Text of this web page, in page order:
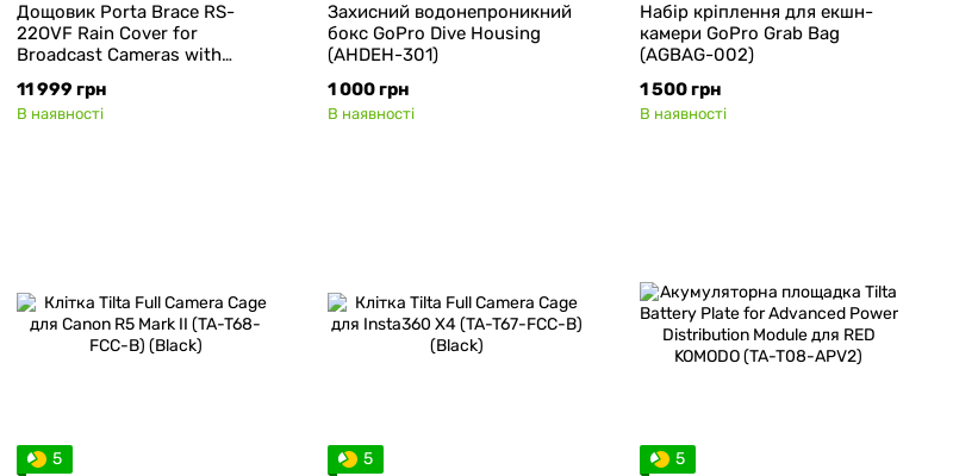
Дощовик Porta Brace RS-
22OVF Rain Cover for
Broadcast Cameras with
11 999 грн
В наявності
Захисний водонепроникний
бокс GoPro Dive Housing
(AHDEH-301)
1 000 грн
В наявності
Набір кріплення для екшн-
камери GoPro Grab Bag
(AGBAG-002)
1 500 грн
В наявності
5 5 5